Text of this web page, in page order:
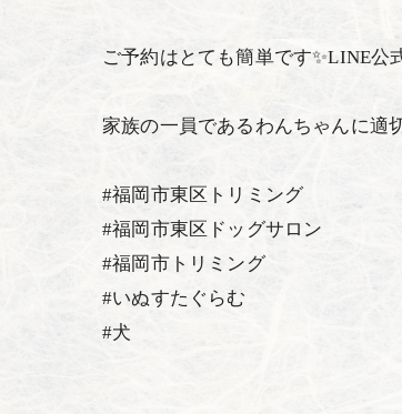
ご予約はとても簡単です✨LINE公
家族の一員であるわんちゃんに適
#福岡市東区トリミング
#福岡市東区ドッグサロン
#福岡市トリミング
#いぬすたぐらむ
#犬